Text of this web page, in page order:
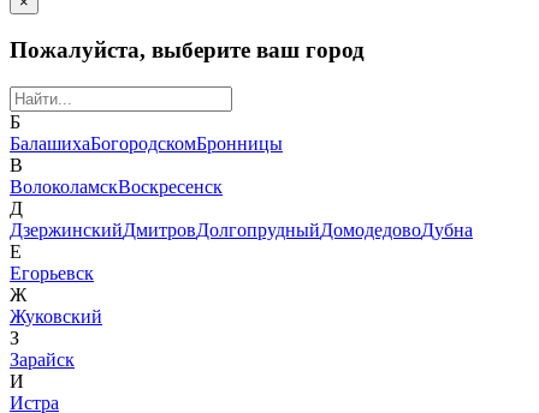
Пожалуйста, выберите ваш город
Б
БалашихаБогородскомБронницы
В
ВолоколамскВоскресенск
Д
ДзержинскийДмитровДолгопрудныйДомодедовоДубна
Е
Егорьевск
Ж
Жуковский
З
Зарайск
И
Истра